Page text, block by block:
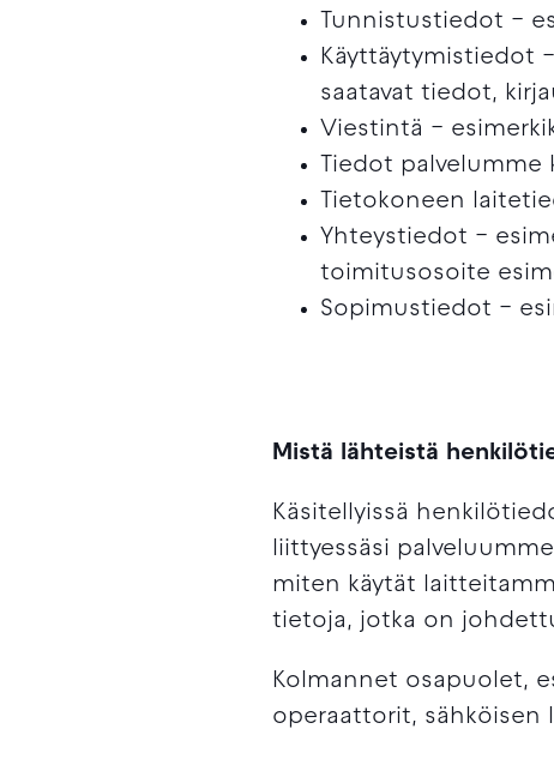
Tunnistustiedot –
Käyttäytymistiedot
saatavat tiedot,
Viestintä –
Tiedot
Tietokoneen
Yhteystiedot –
toimitusosoite
Sopimustiedot –
Mistä lähteistä
Käsitellyissä
liittyessäsi
miten käytät
tietoja, jotka on
Kolmannet osapuolet,
operaattorit,